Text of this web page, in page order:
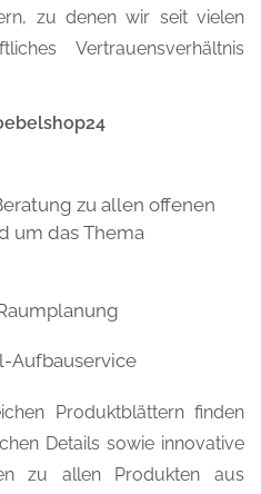
zu denen wir seit vielen
Vertrauensverhältnis
zu allen offenen
um das Thema
Aufbauservice
Produktblättern finden
Details sowie innovative
zu allen Produkten aus